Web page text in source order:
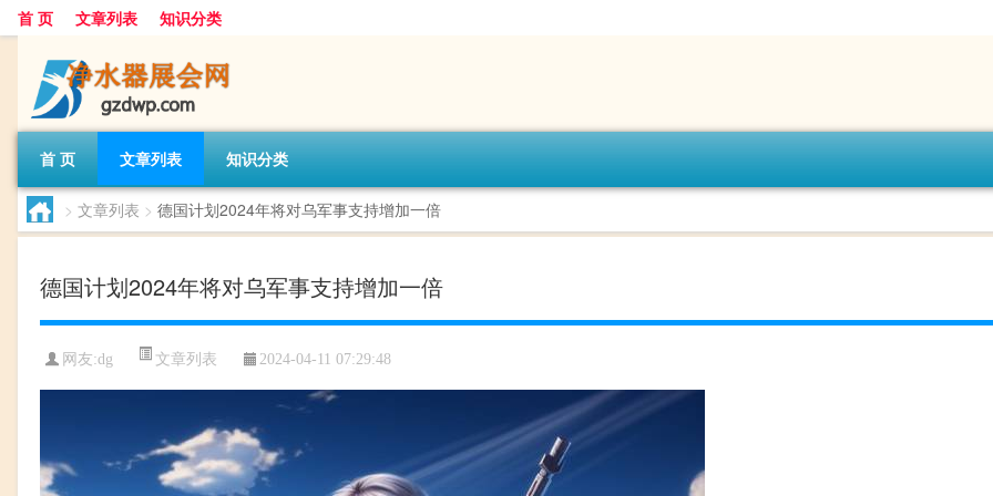
首 页 文章列表 知识分类
首 页 文章列表 知识分类
> 文章列表 > 德国计划2024年将对乌军事支持增加一倍
德国计划2024年将对乌军事支持增加一倍
网友:dg 文章列表 2024-04-11 07:29:48